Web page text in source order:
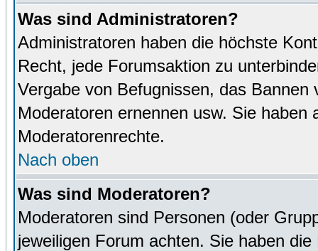
Was sind Administratoren?
Administratoren haben die höchste
Recht, jede Forumsaktion zu
Vergabe von Befugnissen, das
Moderatoren ernennen usw. Sie
Moderatorenrechte.
Nach oben
Was sind Moderatoren?
Moderatoren sind Personen (oder
jeweiligen Forum achten. Sie haben